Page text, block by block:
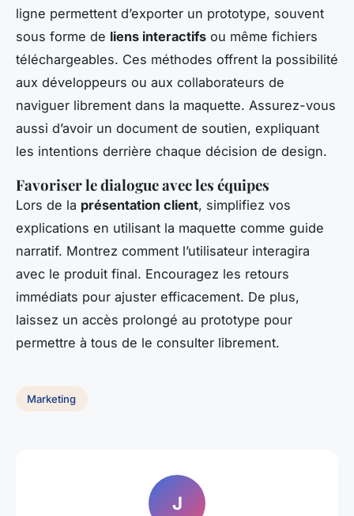
ligne permettent d’exporter un prototype, souvent
sous forme de liens interactifs ou même fichiers
téléchargeables. Ces méthodes offrent la possibilité
aux développeurs ou aux collaborateurs de
naviguer librement dans la maquette. Assurez-vous
aussi d’avoir un document de soutien, expliquant
les intentions derrière chaque décision de design.
Favoriser le dialogue avec les équipes
Lors de la présentation client, simplifiez vos
explications en utilisant la maquette comme guide
narratif. Montrez comment l’utilisateur interagira
avec le produit final. Encouragez les retours
immédiats pour ajuster efficacement. De plus,
laissez un accès prolongé au prototype pour
permettre à tous de le consulter librement.
Marketing
J